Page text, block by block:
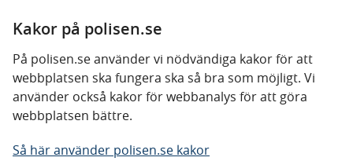
Kakor på polisen.se
På polisen.se använder vi nödvändiga kakor för att
webbplatsen ska fungera ska så bra som möjligt. Vi
använder också kakor för webbanalys för att göra
webbplatsen bättre.
Så här använder polisen.se kakor